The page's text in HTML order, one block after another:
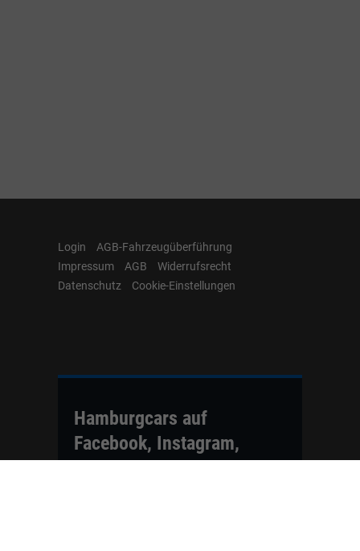
Login
AGB-Fahrzeugüberführung
Impressum
AGB
Widerrufsrecht
Datenschutz
Cookie-Einstellungen
Hamburgcars auf
Facebook, Instagram,
YouTube & WhatsApp